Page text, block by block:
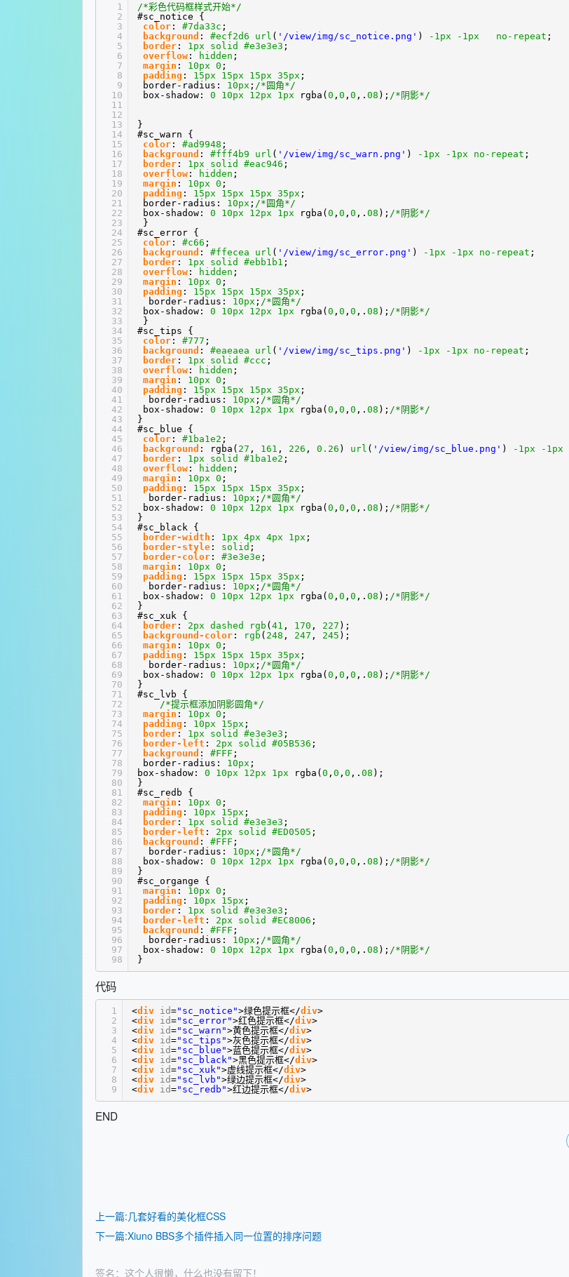
1
2
3
4
5
6
7
8
9
10
11
12
13
14
15
16
17
18
19
20
21
22
23
24
25
26
27
28
29
30
31
32
33
34
35
36
37
38
39
40
41
42
43
44
45
46
47
48
49
50
51
52
53
54
55
56
57
58
59
60
61
62
63
64
65
66
67
68
69
70
71
72
73
74
75
76
77
78
79
80
81
82
83
84
85
86
87
88
89
90
91
92
93
94
95
96
97
98
/*彩色代码框样式开始*/
#sc_notice {
color: #7da33c ;
background : #ecf2d6 url ( '/view/img/sc_notice.png' ) -1px -1px no-repeat ;
border: 1px solid #e3e3e3 ;
overflow: hidden ;
margin : 10px 0 ;
padding : 15px 15px 15px 35px ;
border-radius: 10px ; /*圆角*/
box-shadow: 0 10px 12px 1px rgba( 0 , 0 , 0 ,. 08 ); /*阴影*/
}
#sc_warn {
color: #ad9948 ;
background : #fff4b9 url ( '/view/img/sc_warn.png' ) -1px -1px no-repeat ;
border: 1px solid #eac946 ;
overflow: hidden ;
margin : 10px 0 ;
padding : 15px 15px 15px 35px ;
border-radius: 10px ; /*圆角*/
box-shadow: 0 10px 12px 1px rgba( 0 , 0 , 0 ,. 08 ); /*阴影*/
}
#sc_error {
color: #c66 ;
background : #ffecea url ( '/view/img/sc_error.png' ) -1px -1px no-repeat ;
border: 1px solid #ebb1b1 ;
overflow: hidden ;
margin : 10px 0 ;
padding : 15px 15px 15px 35px ;
border-radius: 10px ; /*圆角*/
box-shadow: 0 10px 12px 1px rgba( 0 , 0 , 0 ,. 08 ); /*阴影*/
}
#sc_tips {
color: #777 ;
background : #eaeaea url ( '/view/img/sc_tips.png' ) -1px -1px no-repeat ;
border: 1px solid #ccc ;
overflow: hidden ;
margin : 10px 0 ;
padding : 15px 15px 15px 35px ;
border-radius: 10px ; /*圆角*/
box-shadow: 0 10px 12px 1px rgba( 0 , 0 , 0 ,. 08 ); /*阴影*/
}
#sc_blue {
color: #1ba1e2 ;
background : rgba( 27 , 161 , 226 , 0.26 ) url ( '/view/img/sc_blue.png' ) -1px -1px
border: 1px solid #1ba1e2 ;
overflow: hidden ;
margin : 10px 0 ;
padding : 15px 15px 15px 35px ;
border-radius: 10px ; /*圆角*/
box-shadow: 0 10px 12px 1px rgba( 0 , 0 , 0 ,. 08 ); /*阴影*/
}
#sc_black {
border-width : 1px 4px 4px 1px ;
border-style: solid ;
border-color: #3e3e3e ;
margin : 10px 0 ;
padding : 15px 15px 15px 35px ;
border-radius: 10px ; /*圆角*/
box-shadow: 0 10px 12px 1px rgba( 0 , 0 , 0 ,. 08 ); /*阴影*/
}
#sc_xuk {
border: 2px dashed rgb ( 41 , 170 , 227 );
background-color: rgb ( 248 , 247 , 245 );
margin : 10px 0 ;
padding : 15px 15px 15px 35px ;
border-radius: 10px ; /*圆角*/
box-shadow: 0 10px 12px 1px rgba( 0 , 0 , 0 ,. 08 ); /*阴影*/
}
#sc_lvb {
/*提示框添加阴影圆角*/
margin : 10px 0 ;
padding : 10px 15px ;
border: 1px solid #e3e3e3 ;
border-left : 2px solid #05B536 ;
background : #FFF ;
border-radius: 10px ;
box-shadow: 0 10px 12px 1px rgba( 0 , 0 , 0 ,. 08 );
}
#sc_redb {
margin : 10px 0 ;
padding : 10px 15px ;
border: 1px solid #e3e3e3 ;
border-left : 2px solid #ED0505 ;
background : #FFF ;
border-radius: 10px ; /*圆角*/
box-shadow: 0 10px 12px 1px rgba( 0 , 0 , 0 ,. 08 ); /*阴影*/
}
#sc_organge {
margin : 10px 0 ;
padding : 10px 15px ;
border: 1px solid #e3e3e3 ;
border-left : 2px solid #EC8006 ;
background : #FFF ;
border-radius: 10px ; /*圆角*/
box-shadow: 0 10px 12px 1px rgba( 0 , 0 , 0 ,. 08 ); /*阴影*/
}
代码
1
2
3
4
5
6
7
8
9
<div id="sc_notice">绿色提示框</div>
<div id="sc_error">红色提示框</div>
<div id="sc_warn">黄色提示框</div>
<div id="sc_tips">灰色提示框</div>
<div id="sc_blue">蓝色提示框</div>
<div id="sc_black">黑色提示框</div>
<div id="sc_xuk">虚线提示框</div>
<div id="sc_lvb">绿边提示框</div>
<div id="sc_redb">红边提示框</div>
END
上一篇:几套好看的美化框CSS
下一篇:Xiuno BBS多个插件插入同一位置的排序问题
签名：这个人很懒，什么也没有留下！